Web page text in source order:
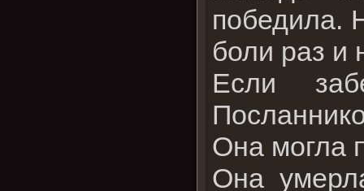
победила.
боли раз и
Если
Она могла
Она